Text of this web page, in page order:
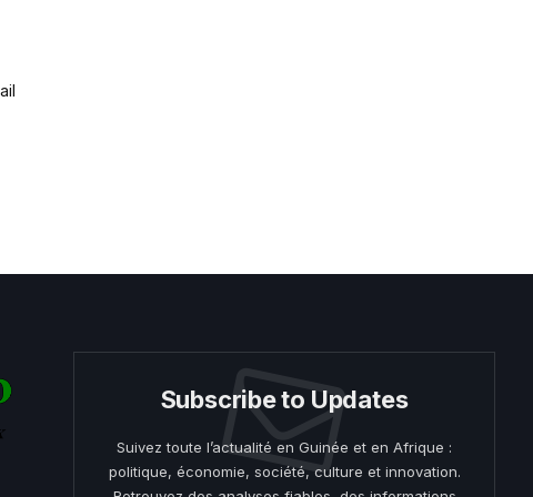
Subscribe to Updates
Suivez toute l’actualité en Guinée et en Afrique :
politique, économie, société, culture et innovation.